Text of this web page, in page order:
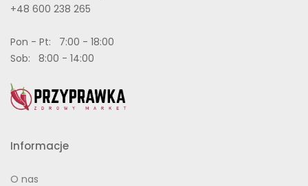
+48 600 238 265
Pon - Pt: 7:00 - 18:00
Sob: 8:00 - 14:00
Informacje
O nas